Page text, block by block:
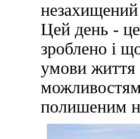
Цей день -
зроблено і
умови
полишеним